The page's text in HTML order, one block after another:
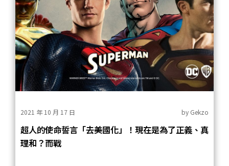
2021 年 10 月 17 日 by Gekzo
超人的使命誓言「去美國化」！現在是為了正義、真
理和？而戰